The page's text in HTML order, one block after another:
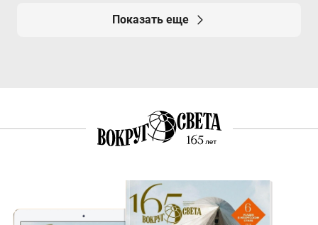
Показать еще